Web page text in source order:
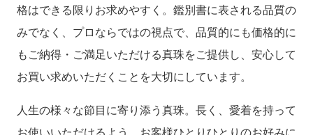
格はできる限りお求めやすく。鑑別書に表される品質の
みでなく、プロならではの視点で、品質的にも価格的に
もご納得・ご満足いただける真珠をご提供し、安心して
お買い求めいただくことを大切にしています。
人生の様々な節目に寄り添う真珠。長く、愛着を持って
お使いいただけるよう、お客様ひとりひとりのお好みに